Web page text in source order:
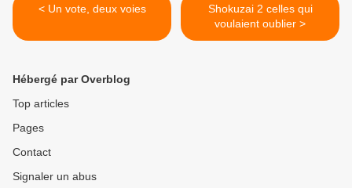
< Un vote, deux voies
Shokuzai 2 celles qui
voulaient oublier >
Hébergé par Overblog
Top articles
Pages
Contact
Signaler un abus